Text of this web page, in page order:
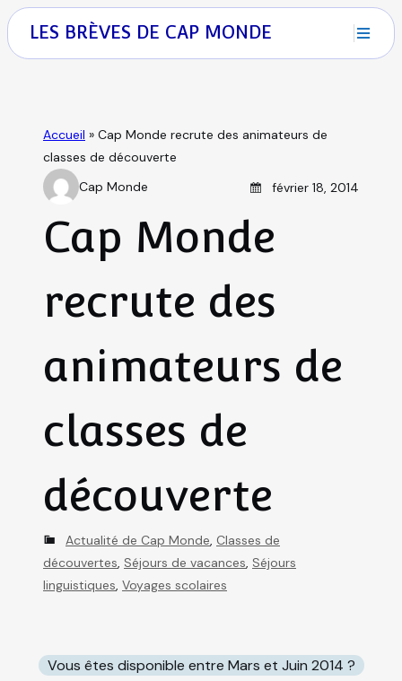
LES BRÈVES DE CAP MONDE
M
E
QUI SOMMES-NOUS
SÉJOURS DE VACANCES
SÉJOURS LINGUISTIQUES
Accueil » Cap Monde recrute des animateurs de
classes de découverte
A
t
Cap Monde Posted on
février 18, 2014
Cap Monde
recrute des
animateurs de
classes de
découverte
C
a
t
r
Actualité de Cap Monde, Classes de
découvertes, Séjours de vacances, Séjours
linguistiques, Voyages scolaires
Vous êtes disponible entre Mars et Juin 2014 ?